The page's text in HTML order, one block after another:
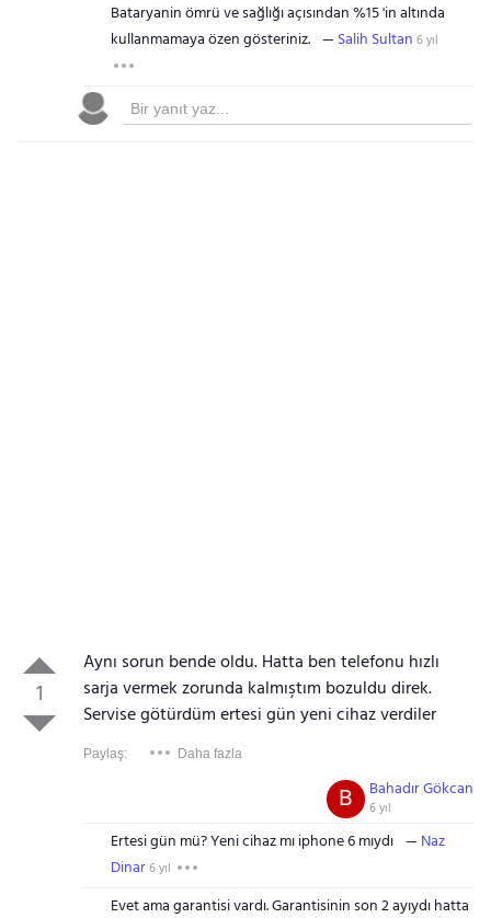
Bataryanin ömrü ve sağlığı açısından %15 'in altında
kullanmamaya özen gösteriniz.
Salih Sultan 6 yıl
1
Aynı sorun bende oldu. Hatta ben telefonu hızlı
sarja vermek zorunda kalmıştım bozuldu direk.
Servise götürdüm ertesi gün yeni cihaz verdiler
Paylaş: Daha fazla
Bahadır Gökcan
6 yıl
B
Ertesi gün mü? Yeni cihaz mı iphone 6 mıydı
Naz
Dinar6 yıl
Evet ama garantisi vardı. Garantisinin son 2 ayıydı hatta